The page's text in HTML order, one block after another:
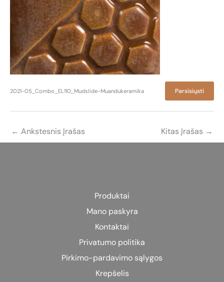
2021-05_Combo_EL110_Mudslide-Muandukeramika Parsisiųsti
← Ankstesnis Įrašas Kitas Įrašas →
Produktai
Mano paskyra
Kontaktai
Privatumo politika
Pirkimo-pardavimo sąlygos
Krepšelis